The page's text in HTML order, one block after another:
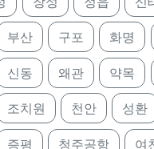
부산 구포 화명
신동 왜관 약목
조치원 천안 성환
증평 청주공항 여